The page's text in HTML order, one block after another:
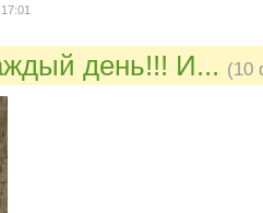
день!!! И... (10